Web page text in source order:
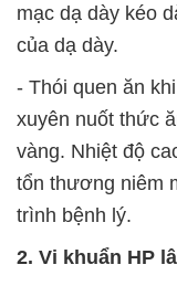
mạc dạ dày kéo
của dạ dày.
- Thói quen ăn
xuyên nuốt thức
vàng. Nhiệt độ
tổn thương niêm
trình bệnh lý.
2. Vi khuẩn HP